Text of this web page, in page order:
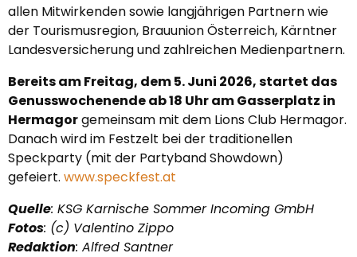
allen Mitwirkenden sowie langjährigen Partnern wie
der Tourismusregion, Brauunion Österreich, Kärntner
Landesversicherung und zahlreichen Medienpartnern.
Bereits am Freitag, dem 5. Juni 2026, startet das
Genusswochenende ab 18 Uhr am Gasserplatz in
Hermagorgemeinsam mit dem Lions Club Hermagor.
Danach wird im Festzelt bei der traditionellen
Speckparty (mit der Partyband Showdown)
gefeiert. www.speckfest.at
Quelle: KSG Karnische Sommer Incoming GmbH
Fotos: (c) Valentino Zippo
Redaktion: Alfred Santner